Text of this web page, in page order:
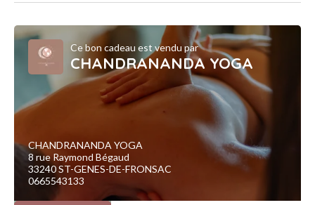
Ce bon cadeau est vendu par
CHANDRANANDA YOGA
CHANDRANANDA YOGA
8 rue Raymond Bégaud
33240 ST-GENES-DE-FRONSAC
0665543133